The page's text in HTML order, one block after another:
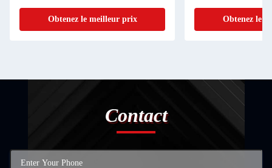
Obtenez le meilleur prix
irrigation
Obtenez le
Contact